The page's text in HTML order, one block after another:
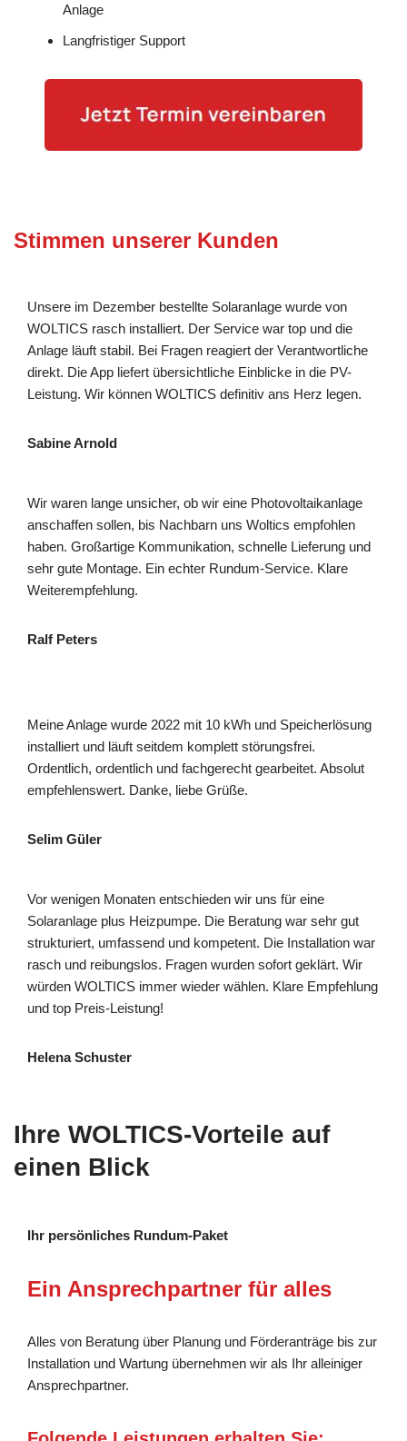
Anlage
Langfristiger Support
Stimmen unserer Kunden
Unsere im Dezember bestellte Solaranlage wurde von
WOLTICS rasch installiert. Der Service war top und die
Anlage läuft stabil. Bei Fragen reagiert der Verantwortliche
direkt. Die App liefert übersichtliche Einblicke in die PV-
Leistung. Wir können WOLTICS definitiv ans Herz legen.
Sabine Arnold
Wir waren lange unsicher, ob wir eine Photovoltaikanlage
anschaffen sollen, bis Nachbarn uns Woltics empfohlen
haben. Großartige Kommunikation, schnelle Lieferung und
sehr gute Montage. Ein echter Rundum-Service. Klare
Weiterempfehlung.
Ralf Peters
Meine Anlage wurde 2022 mit 10 kWh und Speicherlösung
installiert und läuft seitdem komplett störungsfrei.
Ordentlich, ordentlich und fachgerecht gearbeitet. Absolut
empfehlenswert. Danke, liebe Grüße.
Selim Güler
Vor wenigen Monaten entschieden wir uns für eine
Solaranlage plus Heizpumpe. Die Beratung war sehr gut
strukturiert, umfassend und kompetent. Die Installation war
rasch und reibungslos. Fragen wurden sofort geklärt. Wir
würden WOLTICS immer wieder wählen. Klare Empfehlung
und top Preis-Leistung!
Helena Schuster
Ihre WOLTICS-Vorteile auf
einen Blick
Ihr persönliches Rundum-Paket
Ein Ansprechpartner für alles
Alles von Beratung über Planung und Förderanträge bis zur
Installation und Wartung übernehmen wir als Ihr alleiniger
Ansprechpartner.